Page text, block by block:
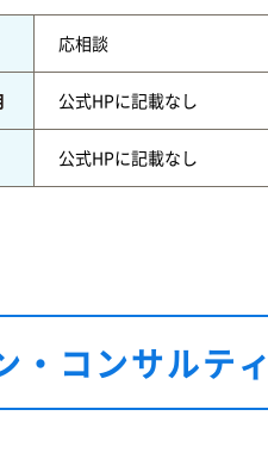
応相談
公式HPに記載なし
公式HPに記載なし
・コンサルテ